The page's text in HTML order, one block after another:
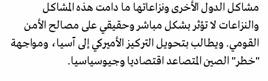
مشاكل الدول الأخرى ونزاعاتها ما دامت هذه المشاكل
والنزاعات لا تؤثر بشكل مباشر وحقيقي على مصالح الأمن
القومي. ويطالب بتحويل التركيز الأميركي إلى آسيا، ومواجهة
"خطر" الصين المتصاعد اقتصاديا وجيوسياسيا.